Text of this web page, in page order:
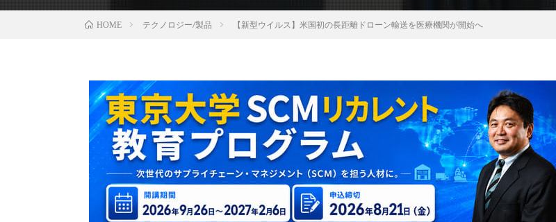
HOME テクノロジー/製品 【新型ウイルス】米国初の長距離ドローン輸送を医療機関が開始へ